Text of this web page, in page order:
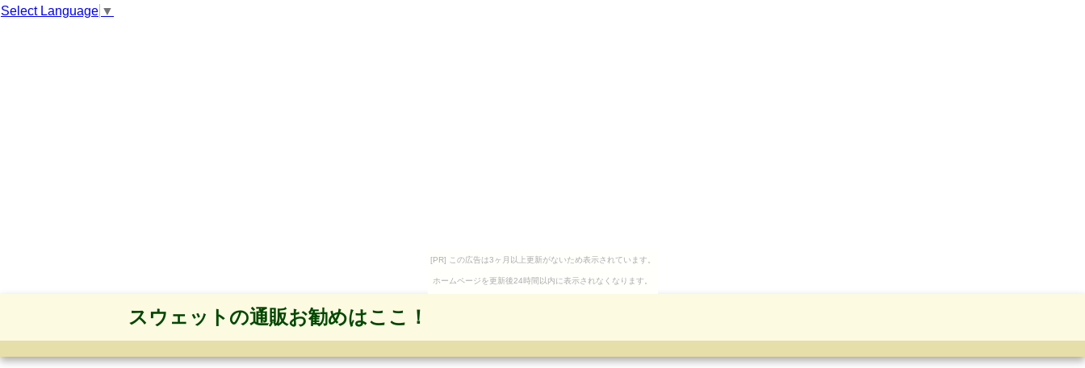
Select Language ▼
[PR] この広告は3ヶ月以上更新がないため表示されています。
ホームページを更新後24時間以内に表示されなくなります。
スウェットの通販お勧めはここ！